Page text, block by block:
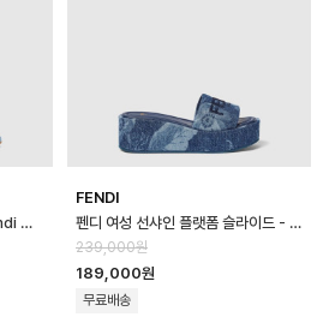
펜디 여성 필 클로스 샌들 - Fendi Womens Feel Cloth Sandal - …
FENDI
펜디 여성 선샤인 플랫폼 슬라이드 - Fendi Womens Sunshine Platfor…
239,000원
189,000원
무료배송